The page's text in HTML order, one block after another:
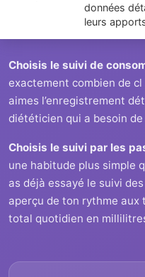
données
leurs
Choisis le suivi de
exactement combien de
aimes l’enregistrement
diététicien qui a besoin de
Choisis le suivi par les
une habitude plus simple
as déjà essayé le suivi
aperçu de ton rythme aux
total quotidien en